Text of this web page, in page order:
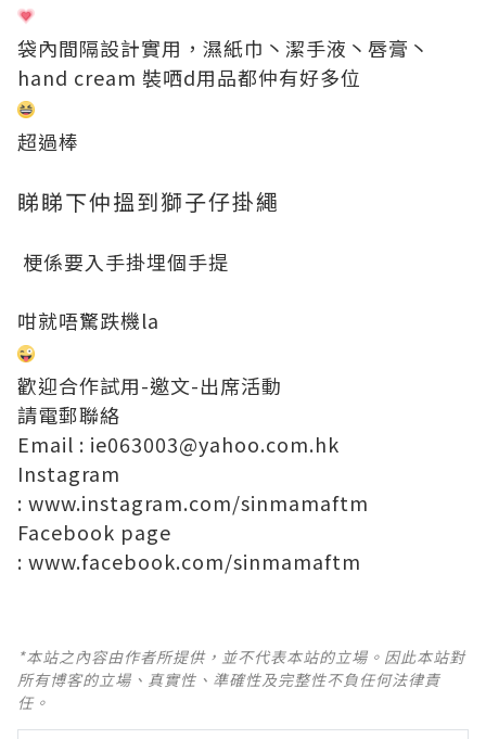
袋內間隔設計實用，濕紙巾丶潔手液丶唇膏丶
hand cream 裝哂d用品都仲有好多位
超過棒
睇睇下仲搵到獅子仔掛繩
梗係要入手掛埋個手提
咁就唔驚跌機la
歡迎合作試用-邀文-出席活動
請電郵聯絡
Email : ie063003@yahoo.com.hk
Instagram
: www.instagram.com/sinmamaftm
Facebook page
: www.facebook.com/sinmamaftm
*本站之內容由作者所提供，並不代表本站的立場。因此本站對
所有博客的立場、真實性、準確性及完整性不負任何法律責
任。